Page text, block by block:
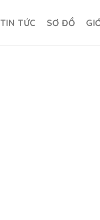
TIN TỨC SƠ ĐỒ